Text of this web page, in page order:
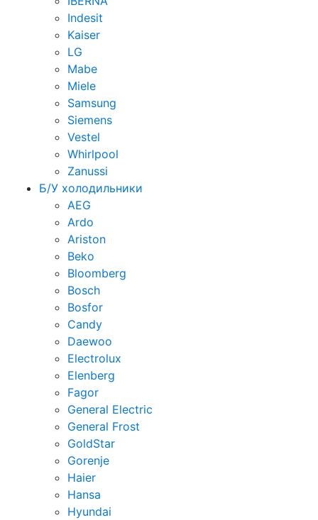
Indesit
Kaiser
LG
Mabe
Miele
Samsung
Siemens
Vestel
Whirlpool
Zanussi
Б/У холодильники
AEG
Ardo
Ariston
Beko
Bloomberg
Bosch
Bosfor
Candy
Daewoo
Electrolux
Elenberg
Fagor
General Electric
General Frost
GoldStar
Gorenje
Haier
Hansa
Hyundai